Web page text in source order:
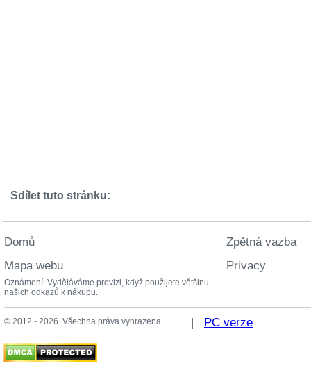
Sdílet tuto stránku:
Domů
Mapa webu
Zpětná vazba
Privacy
Oznámení: Vyděláváme provizi, když použijete většinu
našich odkazů k nákupu.
© 2012 - 2026. Všechna práva vyhrazena. | PC verze